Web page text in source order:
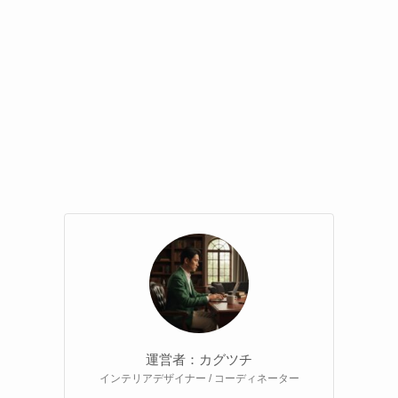
運営者：カグツチ
インテリアデザイナー / コーディネーター